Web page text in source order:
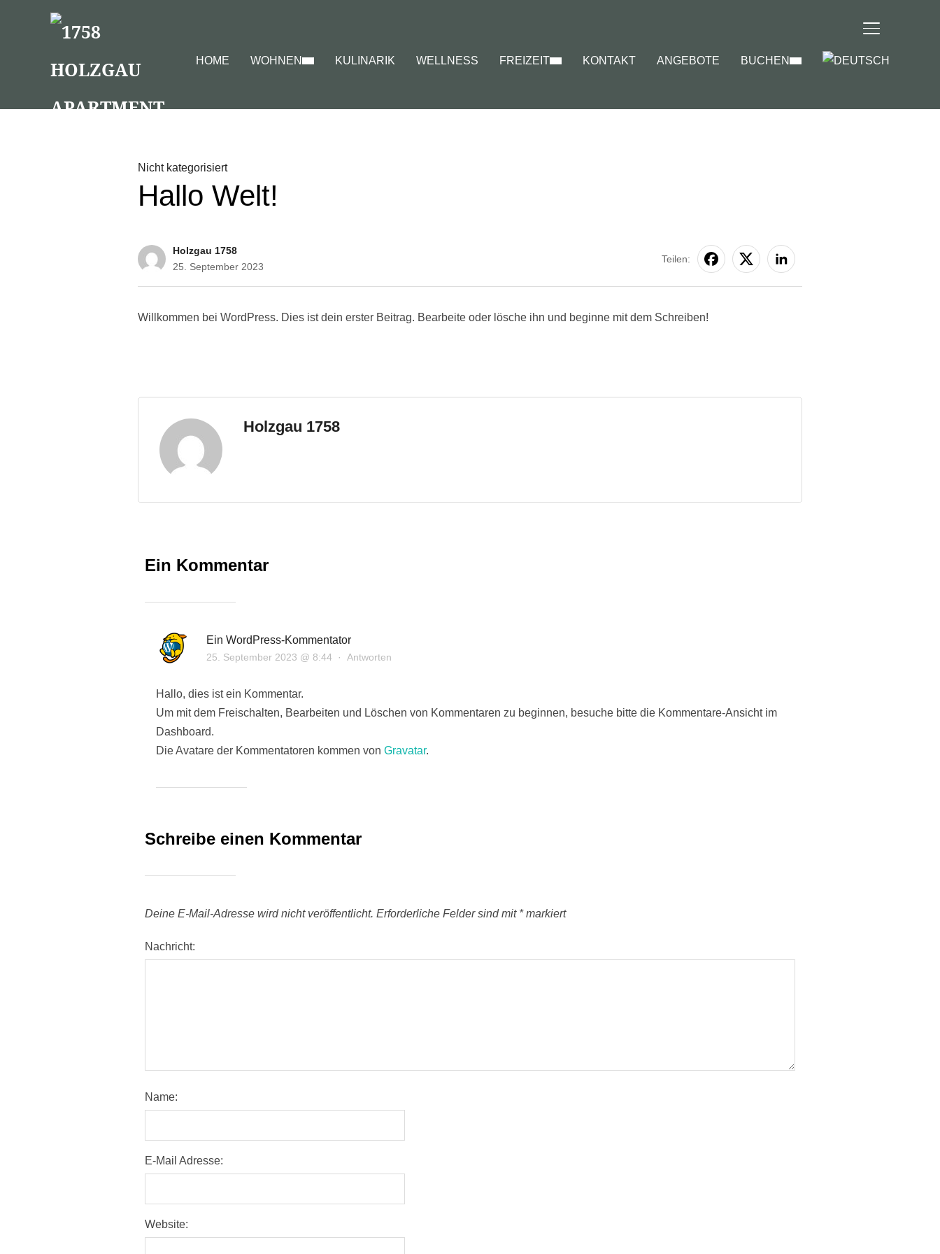
HOME WOHNEN KULINARIK WELLNESS FREIZEIT KONTAKT ANGEBOTE BUCHEN
Nicht kategorisiert
Hallo Welt!
Holzgau 1758
25. September 2023
Teilen:
Willkommen bei WordPress. Dies ist dein erster Beitrag. Bearbeite oder lösche ihn und beginne mit dem Schreiben!
Holzgau 1758
Ein Kommentar
Ein WordPress-Kommentator
25. September 2023 @ 8:44 · Antworten
Hallo, dies ist ein Kommentar.
Um mit dem Freischalten, Bearbeiten und Löschen von Kommentaren zu beginnen, besuche bitte die Kommentare-Ansicht im
Dashboard.
Die Avatare der Kommentatoren kommen von Gravatar.
Schreibe einen Kommentar
Deine E-Mail-Adresse wird nicht veröffentlicht. Erforderliche Felder sind mit *markiert
Nachricht:
Name:
E-Mail Adresse:
Website: